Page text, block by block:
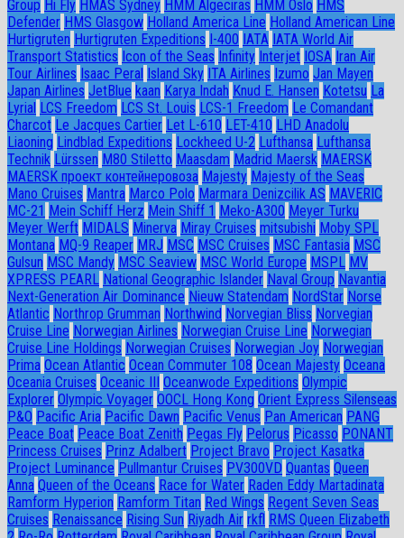
Group Hi Fly HMAS Sydney HMM Algeciras HMM Oslo HMS
Defender HMS Glasgow Holland America Line Holland American Line
Hurtigruten Hurtigruten Expeditions I-400 IATA IATA World Air
Transport Statistics Icon of the Seas Infinity Interjet IOSA Iran Air
Tour Airlines Isaac Peral Island Sky ITA Airlines Izumo Jan Mayen
Japan Airlines JetBlue kaan Karya Indah Knud E. Hansen Kotetsu La
Lyrial LCS Freedom LCS St. Louis LCS-1 Freedom Le Comandant
Charcot Le Jacques Cartier Let L-610 LET-410 LHD Anadolu
Liaoning Lindblad Expeditions Lockheed U-2 Lufthansa Lufthansa
Technik Lürssen M80 Stiletto Maasdam Madrid Maersk MAERSK
MAERSK проект контейнеровоза Majesty Majesty of the Seas
Mano Cruises Mantra Marco Polo Marmara Denizcilik AS MAVERIC
MC-21 Mein Schiff Herz Mein Shiff 1 Meko-A300 Meyer Turku
Meyer Werft MIDALS Minerva Miray Cruises mitsubishi Moby SPL
Montana MQ-9 Reaper MRJ MSC MSC Cruises MSC Fantasia MSC
Gulsun MSC Mandy MSC Seaview MSC World Europe MSPL MV
XPRESS PEARL National Geographic Islander Naval Group Navantia
Next-Generation Air Dominance Nieuw Statendam NordStar Norse
Atlantic Northrop Grumman Northwind Norvegian Bliss Norvegian
Cruise Line Norwegian Airlines Norwegian Cruise Line Norwegian
Cruise Line Holdings Norwegian Cruises Norwegian Joy Norwegian
Prima Ocean Atlantic Ocean Commuter 108 Ocean Majesty Oceana
Oceania Cruises Oceanic III Oceanwode Expeditions Olympic
Explorer Olympic Voyager OOCL Hong Kong Orient Express Silenseas
P&O Pacific Aria Pacific Dawn Pacific Venus Pan American PANG
Peace Boat Peace Boat Zenith Pegas Fly Pelorus Picasso PONANT
Princess Cruises Prinz Adalbert Project Bravo Project Kasatka
Project Luminance Pullmantur Cruises PV300VD Quantas Queen
Anna Queen of the Oceans Race for Water Raden Eddy Martadinata
Ramform Hyperion Ramform Titan Red Wings Regent Seven Seas
Cruises Renaissance Rising Sun Riyadh Air rkfl RMS Queen Elizabeth